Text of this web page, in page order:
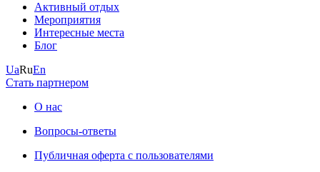
Активный отдых
Мероприятия
Интересные места
Блог
UaRuEn
Стать партнером
О нас
Вопросы-ответы
Публичная оферта с пользователями